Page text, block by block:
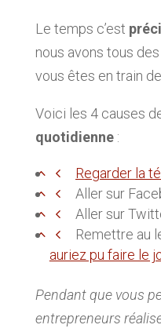
Le temps c’est
nous avons tous
vous êtes en train
Voici les 4 causes
quotidienne:
Regarder la
Aller sur
Aller sur
Remettre au
auriez pu faire le
Pendant que vous
entrepreneurs